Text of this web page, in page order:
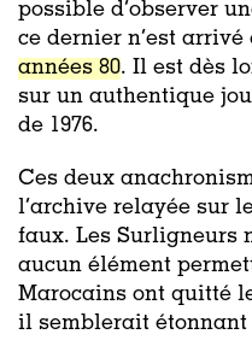
possible d’observer
ce dernier n’est
années 80. Il est dès
sur un authentique
de 1976.
Ces deux
l’archive relayée sur
faux. Les Surligneurs
aucun élément
Marocains ont quitté
il semblerait